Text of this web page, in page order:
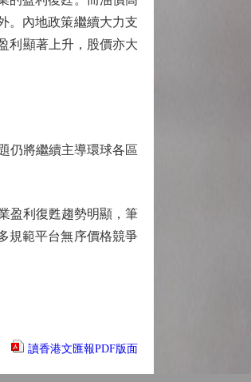
。內地政策繼續大力支
利顯著上升，股價亦大
仍將繼續主導環球各區
盈利復甦趨勢明顯，筆
規範平台無序價格競爭
讀香港文匯報PDF版面